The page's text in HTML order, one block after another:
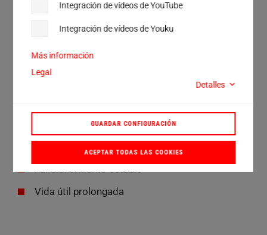
Integración de vídeos de YouTube
Integración de vídeos de Youku
Más información
Legal
Detalles
GUARDAR CONFIGURACIÓN
ACEPTAR TODAS LAS COOKIES
Las interfaces de comunicación de fácil acceso
simplifican la integración del sistema en máquinas
operación simples son de gran ayuda durante la
puesta en marcha, la supervisión de la producción y
Estas son sus características:
Vida útil prolongada